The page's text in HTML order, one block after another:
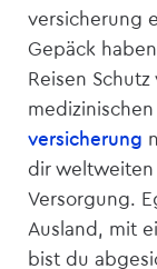
versicherung
Gepäck
Reisen
versicherung
dir weltweiten
Versorgung.
Ausland, mit
bist du